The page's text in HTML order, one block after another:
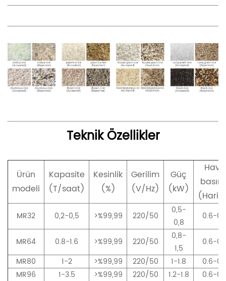
Teknik Özellikler
Ürün
modeli
Kapasite
(T/saat)
Kesinlik
(%)
Gerilim
(V/Hz)
Güç
(kW)
Hava
MR32 0,2-0,5 >%99,99 220/50
0,5-
0,8
0.6-
MR64 0.8-1.6 >%99,99 220/50
0,8-
1,5
0.6-
MR80
1-2 >%99,99 220/50 1-1.8
0.6-
MR96
1-3.5 >%99,99 220/50 1.2-1.8
0.6-